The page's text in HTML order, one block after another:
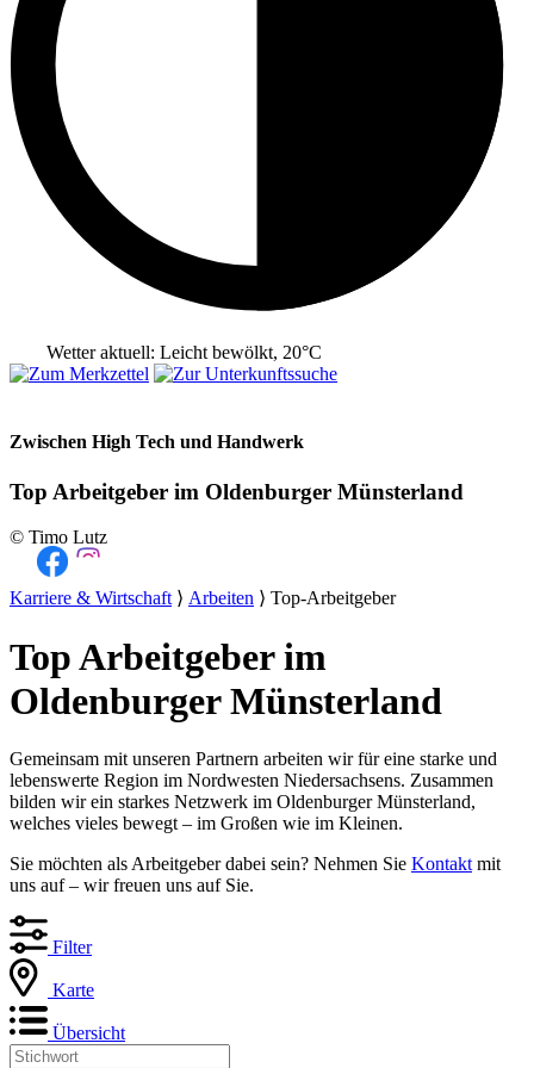
Wetter aktuell: Leicht bewölkt, 20°C
Zwischen High Tech und Handwerk
Top Arbeitgeber im Oldenburger Münsterland
© Timo Lutz
Karriere & Wirtschaft⟩ Arbeiten ⟩ Top-Arbeitgeber
Top Arbeitgeber im
Oldenburger Münsterland
Gemeinsam mit unseren Partnern arbeiten wir für eine starke und
lebenswerte Region im Nordwesten Niedersachsens. Zusammen
bilden wir ein starkes Netzwerk im Oldenburger Münsterland,
welches vieles bewegt – im Großen wie im Kleinen.
Sie möchten als Arbeitgeber dabei sein? Nehmen Sie Kontakt mit
uns auf – wir freuen uns auf Sie.
Filter
Karte
Übersicht